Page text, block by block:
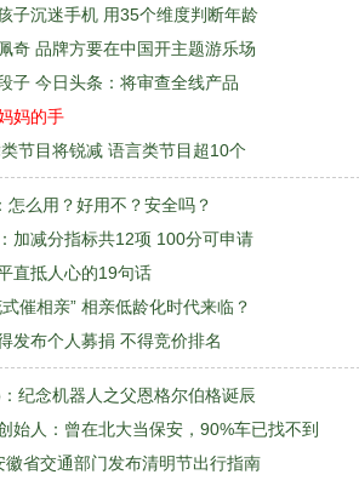
子沉迷手机 用35个维度判断年龄
奇 品牌方要在中国开主题游乐场
子 今日头条：将审查全线产品
妈的手
节目将锐减 语言类节目超10个
怎么用？好用不？安全吗？
加减分指标共12项 100分可申请
直抵人心的19句话
催相亲” 相亲低龄化时代来临？
发布个人募捐 不得竞价排名
纪念机器人之父恩格尔伯格诞辰
始人：曾在北大当保安，90%车已找不到
省交通部门发布清明节出行指南